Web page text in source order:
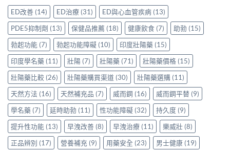
用
心
得〉
中
親
身
分
享
正
貨
渠
道
與
選
購
指
南〉
中
家
親
身
服
用
Levitra
的
真
實
分
享〉
中
格
要
多
少
才
合
理？
香
港
正
貨
參
考
價
與
選
購
ED改善 (14) ED治療 (31) ED與心血管疾病 (13)
PDE5抑制劑 (13) 保健品推薦 (18) 健康飲食 (7) 助勃 (15)
勃起功能 (7) 勃起功能障礙 (10) 印度壯陽藥 (15)
印度學名藥 (11) 壯陽 (7) 壯陽藥 (71) 壯陽藥價格 (15)
壯陽藥比較 (26) 壯陽藥購買渠道 (30) 壯陽藥選購 (11)
天然方法 (16) 天然補充品 (7) 威而鋼 (16) 威而鋼平替 (9)
學名藥 (7) 延時助勃 (11) 性功能障礙 (32) 持久度 (9)
提升性功能 (13) 早洩改善 (8) 早洩治療 (11) 樂威壯 (8)
正品辨別 (17) 營養補充 (9) 用藥安全 (23) 男士健康 (19)